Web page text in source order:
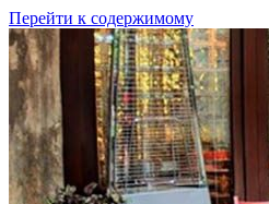
Перейти к содержимому